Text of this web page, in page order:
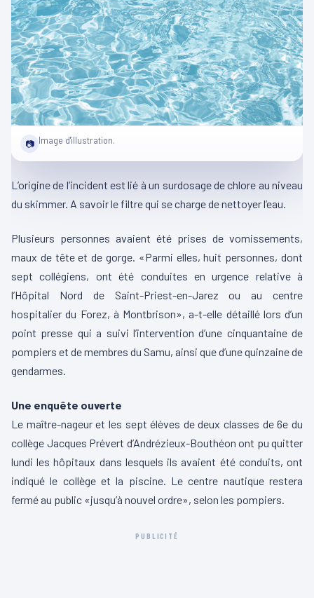
📷 Image d'illustration.
L’origine de l’incident est lié à un surdosage de chlore au niveau
du skimmer. A savoir le filtre qui se charge de nettoyer l’eau.
Plusieurs personnes avaient été prises de vomissements,
maux de tête et de gorge. «Parmi elles, huit personnes, dont
sept collégiens, ont été conduites en urgence relative à
l’Hôpital Nord de Saint-Priest-en-Jarez ou au centre
hospitalier du Forez, à Montbrison», a-t-elle détaillé lors d’un
point presse qui a suivi l’intervention d’une cinquantaine de
pompiers et de membres du Samu, ainsi que d’une quinzaine de
gendarmes.
Une enquête ouverte
Le maître-nageur et les sept élèves de deux classes de 6e du
collège Jacques Prévert d’Andrézieux-Bouthéon ont pu quitter
lundi les hôpitaux dans lesquels ils avaient été conduits, ont
indiqué le collège et la piscine. Le centre nautique restera
fermé au public «jusqu’à nouvel ordre», selon les pompiers.
PUBLICITÉ